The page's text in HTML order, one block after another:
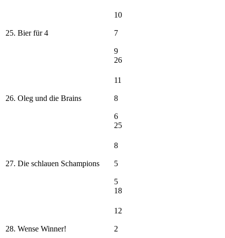
25. Bier für 4
10
7
9
26
26. Oleg und die Brains
11
8
6
25
27. Die schlauen Schampions
8
5
5
18
28. Wense Winner!
12
2